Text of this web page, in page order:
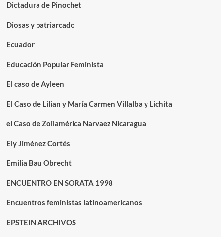
Dictadura de Pinochet
Diosas y patriarcado
Ecuador
Educación Popular Feminista
El caso de Ayleen
El Caso de Lilian y María Carmen Villalba y Lichita
el Caso de Zoilamérica Narvaez Nicaragua
Ely Jiménez Cortés
Emilia Bau Obrecht
ENCUENTRO EN SORATA 1998
Encuentros feministas latinoamericanos
EPSTEIN ARCHIVOS